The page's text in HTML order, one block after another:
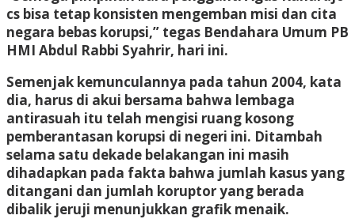
cs bisa tetap konsisten mengemban misi dan cita
negara bebas korupsi,” tegas Bendahara Umum PB
HMI Abdul Rabbi Syahrir, hari ini.
Semenjak kemunculannya pada tahun 2004, kata
dia, harus di akui bersama bahwa lembaga
antirasuah itu telah mengisi ruang kosong
pemberantasan korupsi di negeri ini. Ditambah
selama satu dekade belakangan ini masih
dihadapkan pada fakta bahwa jumlah kasus yang
ditangani dan jumlah koruptor yang berada
dibalik jeruji menunjukkan grafik menaik.